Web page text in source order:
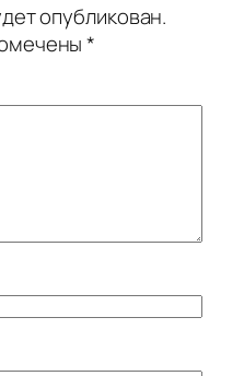
опубликован.
*